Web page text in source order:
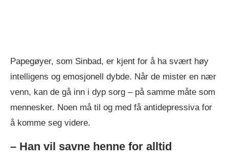
Papegøyer, som Sinbad, er kjent for å ha svært høy
intelligens og emosjonell dybde. Når de mister en nær
venn, kan de gå inn i dyp sorg – på samme måte som
mennesker. Noen må til og med få antidepressiva for
å komme seg videre.
– Han vil savne henne for alltid